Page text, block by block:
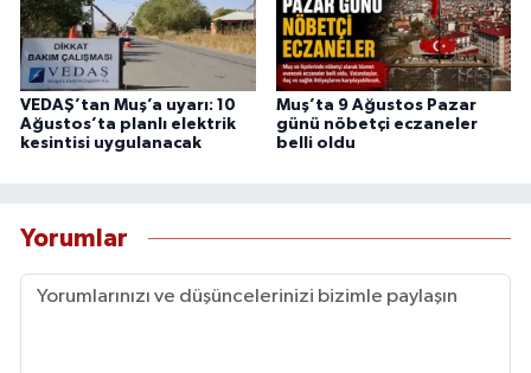
VEDAŞ’tan Muş’a uyarı: 10
Ağustos’ta planlı elektrik
kesintisi uygulanacak
Muş’ta 9 Ağustos Pazar
günü nöbetçi eczaneler
belli oldu
Yorumlar